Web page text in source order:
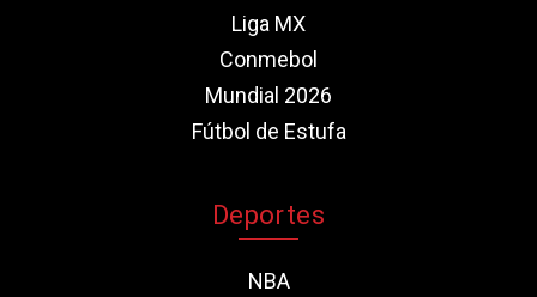
Liga MX
Conmebol
Mundial 2026
Fútbol de Estufa
Deportes
NBA